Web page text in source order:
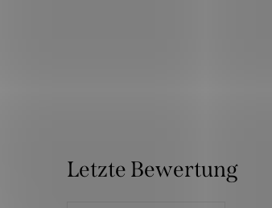
Letzte Bewertung